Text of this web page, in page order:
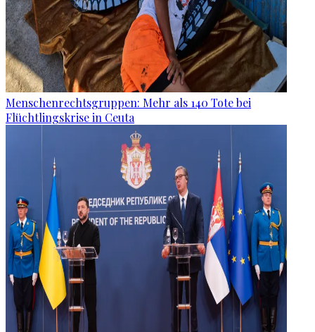
Menschenrechtsgruppen: Mehr als 140 Tote bei
Flüchtlingskrise in Ceuta